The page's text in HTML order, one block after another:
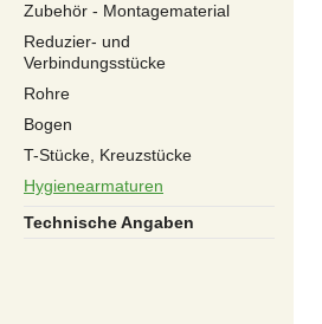
Zubehör - Montagematerial
Reduzier- und
Verbindungsstücke
Rohre
Bogen
T-Stücke, Kreuzstücke
Hygienearmaturen
Technische Angaben